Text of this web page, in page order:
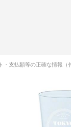
・支払額等の正確な情報